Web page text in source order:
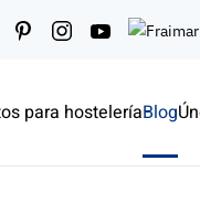
para hosteleríaBlog